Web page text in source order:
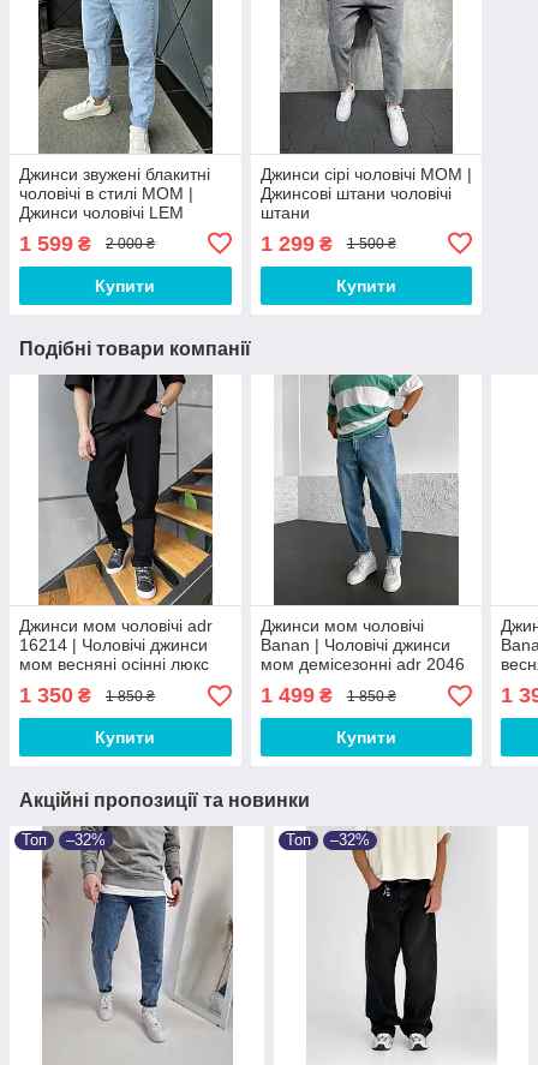
Джинси звужені блакитні
чоловічі в стилі МОМ |
Джинси чоловічі LEM
1 599 ₴ 2 000 ₴
Купити
Джинси сірі чоловічі MOM |
Джинсові штани чоловічі
штани
1 299₴ 1 500 ₴
Купити
Подібні товари компанії
Джинси мом чоловічі adr
16214 | Чоловічі джинси
мом весняні осінні люкс
якості
1 350 ₴ 1 850 ₴
Купити
Джинси мом чоловічі
Banan | Чоловічі джинси
мом демісезонні adr 2046
1 499₴ 1 850 ₴
Купити
1
Акційні пропозиції та новинки
Топ –32% Топ –32%